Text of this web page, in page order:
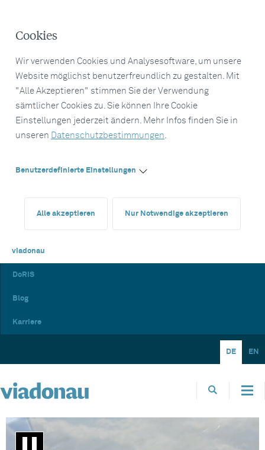
Cookies
Wir verwenden Cookies und Analysesoftware, um unsere
Website möglichst benutzerfreundlich zu gestalten. Mit
"Alle Akzeptieren" stimmen Sie der Verwendung
sämtlicher Cookies zu. Sie können Ihre Cookie
Einstellungen jederzeit ändern. Mehr Infos finden Sie in
unseren Datenschutzbestimmungen.
Benutzerdefinierte Einstellungen
Alle akzeptieren Nur Notwendige akzeptieren
viadonau
DoRIS
Blog
Karriere
DE EN